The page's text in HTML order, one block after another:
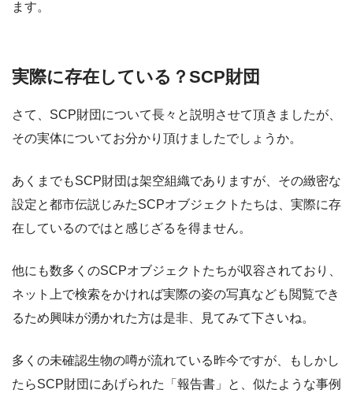
ます。
実際に存在している？SCP財団
さて、SCP財団について長々と説明させて頂きましたが、
その実体についてお分かり頂けましたでしょうか。
あくまでもSCP財団は架空組織でありますが、その緻密な
設定と都市伝説じみたSCPオブジェクトたちは、実際に存
在しているのではと感じざるを得ません。
他にも数多くのSCPオブジェクトたちが収容されており、
ネット上で検索をかければ実際の姿の写真なども閲覧でき
るため興味が湧かれた方は是非、見てみて下さいね。
多くの未確認生物の噂が流れている昨今ですが、もしかし
たらSCP財団にあげられた「報告書」と、似たような事例